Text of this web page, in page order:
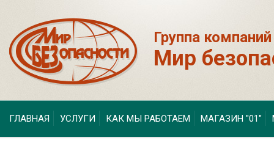
Группа компаний
Мир
ГЛАВНАЯ УСЛУГИ КАК МЫ РАБОТАЕМ МАГАЗИН "01"